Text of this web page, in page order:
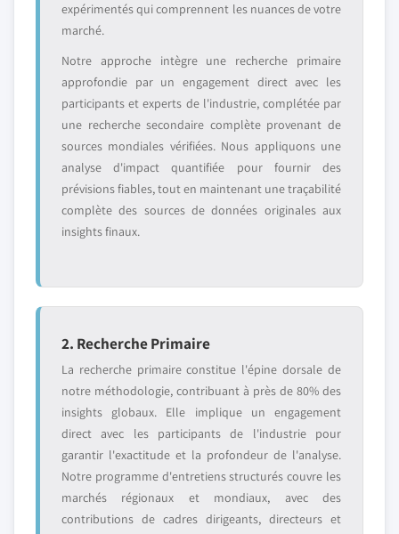
expérimentés qui comprennent les nuances de votre
marché.
Notre approche intègre une recherche primaire
approfondie par un engagement direct avec les
participants et experts de l'industrie, complétée par
une recherche secondaire complète provenant de
sources mondiales vérifiées. Nous appliquons une
analyse d'impact quantifiée pour fournir des
prévisions fiables, tout en maintenant une traçabilité
complète des sources de données originales aux
insights finaux.
2. Recherche Primaire
La recherche primaire constitue l'épine dorsale de
notre méthodologie, contribuant à près de 80% des
insights globaux. Elle implique un engagement
direct avec les participants de l'industrie pour
garantir l'exactitude et la profondeur de l'analyse.
Notre programme d'entretiens structurés couvre les
marchés régionaux et mondiaux, avec des
contributions de cadres dirigeants, directeurs et